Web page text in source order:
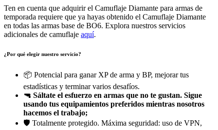
Ten en cuenta que adquirir el Camuflaje Diamante para armas de
temporada requiere que ya hayas obtenido el Camuflaje Diamante
en todas las armas base de BO6. Explora nuestros servicios
adicionales de camuflaje aquí.
¿Por qué elegir nuestro servicio?
📦 Potencial para ganar XP de arma y BP, mejorar tus
estadísticas y terminar varios desafíos.
🔫 Sáltate el esfuerzo en armas que no te gustan. Sigue
usando tus equipamientos preferidos mientras nosotros
hacemos el trabajo;
🛡️ Totalmente protegido. Máxima seguridad: uso de VPN,